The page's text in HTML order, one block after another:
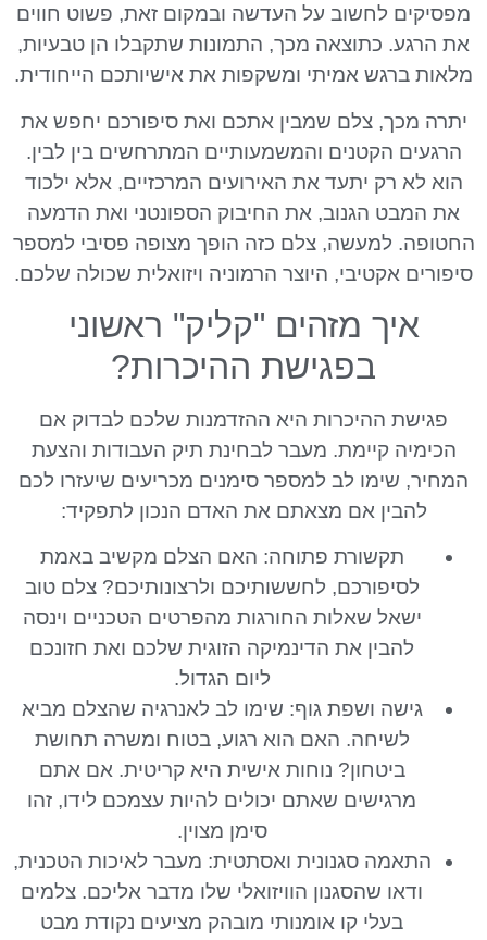
מפסיקים לחשוב על העדשה ובמקום זאת, פשוט חווים
את הרגע. כתוצאה מכך, התמונות שתקבלו הן טבעיות,
מלאות ברגש אמיתי ומשקפות את אישיותכם הייחודית.
יתרה מכך, צלם שמבין אתכם ואת סיפורכם יחפש את
הרגעים הקטנים והמשמעותיים המתרחשים בין לבין.
הוא לא רק יתעד את האירועים המרכזיים, אלא ילכוד
את המבט הגנוב, את החיבוק הספונטני ואת הדמעה
החטופה. למעשה, צלם כזה הופך מצופה פסיבי למספר
סיפורים אקטיבי, היוצר הרמוניה ויזואלית שכולה שלכם.
איך מזהים "קליק" ראשוני
בפגישת ההיכרות?
פגישת ההיכרות היא ההזדמנות שלכם לבדוק אם
הכימיה קיימת. מעבר לבחינת תיק העבודות והצעת
המחיר, שימו לב למספר סימנים מכריעים שיעזרו לכם
להבין אם מצאתם את האדם הנכון לתפקיד:
תקשורת פתוחה: האם הצלם מקשיב באמת
לסיפורכם, לחששותיכם ולרצונותיכם? צלם טוב
ישאל שאלות החורגות מהפרטים הטכניים וינסה
להבין את הדינמיקה הזוגית שלכם ואת חזונכם
ליום הגדול.
גישה ושפת גוף: שימו לב לאנרגיה שהצלם מביא
לשיחה. האם הוא רגוע, בטוח ומשרה תחושת
ביטחון? נוחות אישית היא קריטית. אם אתם
מרגישים שאתם יכולים להיות עצמכם לידו, זהו
סימן מצוין.
התאמה סגנונית ואסתטית: מעבר לאיכות הטכנית,
ודאו שהסגנון הוויזואלי שלו מדבר אליכם. צלמים
בעלי קו אומנותי מובהק מציעים נקודת מבט